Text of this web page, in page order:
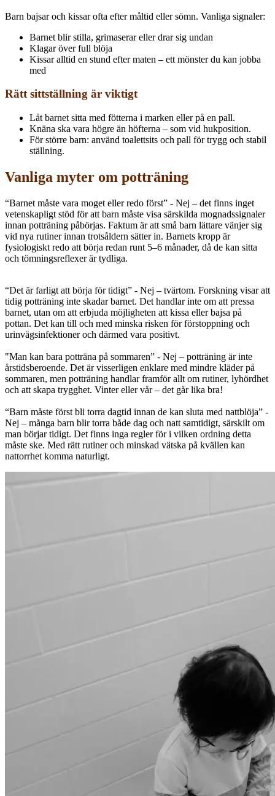
Barn bajsar och kissar ofta efter måltid eller sömn. Vanliga signaler:
Barnet blir stilla, grimaserar eller drar sig undan
Klagar över full blöja
Kissar alltid en stund efter maten – ett mönster du kan jobba
med
Rätt sittställning är viktigt
Låt barnet sitta med fötterna i marken eller på en pall.
Knäna ska vara högre än höfterna – som vid hukposition.
För större barn: använd toalettsits och pall för trygg och stabil
ställning.
Vanliga myter om potträning
“Barnet måste vara moget eller redo först” - Nej – det finns inget
vetenskapligt stöd för att barn måste visa särskilda mognadssignaler
innan potträning påbörjas. Faktum är att små barn lättare vänjer sig
vid nya rutiner innan trotsåldern sätter in. Barnets kropp är
fysiologiskt redo att börja redan runt 5–6 månader, då de kan sitta
och tömningsreflexer är tydliga.
“Det är farligt att börja för tidigt” - Nej – tvärtom. Forskning visar att
tidig potträning inte skadar barnet. Det handlar inte om att pressa
barnet, utan om att erbjuda möjligheten att kissa eller bajsa på
pottan. Det kan till och med minska risken för förstoppning och
urinvägsinfektioner och därmed vara positivt.
"Man kan bara potträna på sommaren” - Nej – potträning är inte
årstidsberoende. Det är visserligen enklare med mindre kläder på
sommaren, men potträning handlar framför allt om rutiner, lyhördhet
och att skapa trygghet. Vinter eller vår – det går lika bra!
“Barn måste först bli torra dagtid innan de kan sluta med nattblöja” -
Nej – många barn blir torra både dag och natt samtidigt, särskilt om
man börjar tidigt. Det finns inga regler för i vilken ordning detta
måste ske. Med rätt rutiner och minskad vätska på kvällen kan
nattorrhet komma naturligt.